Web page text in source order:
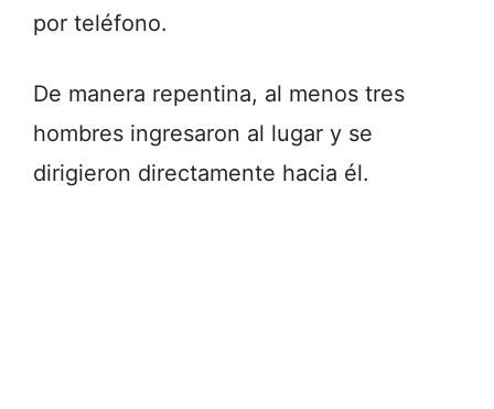
por teléfono.
De manera repentina, al menos tres
hombres ingresaron al lugar y se
dirigieron directamente hacia él.